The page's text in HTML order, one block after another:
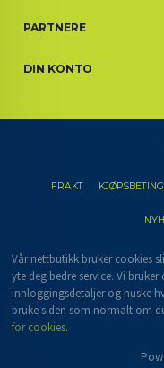
PARTNERE
DIN KONTO
FRAKT
Vår nettbutikk bruker cookies
yte deg bedre service. Vi
innloggingsdetaljer og huske
bruke siden som normalt om
for cookies.